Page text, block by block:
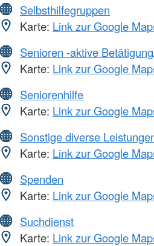
Selbsthilfegruppen
Karte: Link zur Google
Senioren -aktive
Karte: Link zur Google
Seniorenhilfe
Karte: Link zur Google
Sonstige diverse
Karte: Link zur Google
Spenden
Karte: Link zur Google
Suchdienst
Karte: Link zur Google